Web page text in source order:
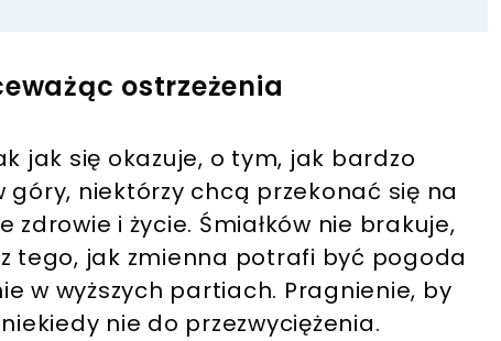
ostrzeżenia
jak się okazuje, o tym, jak bardzo
niektórzy chcą przekonać się na
zdrowie i życie. Śmiałków nie brakuje,
tego, jak zmienna potrafi być pogoda
w wyższych partiach. Pragnienie, by
nie do przezwyciężenia.